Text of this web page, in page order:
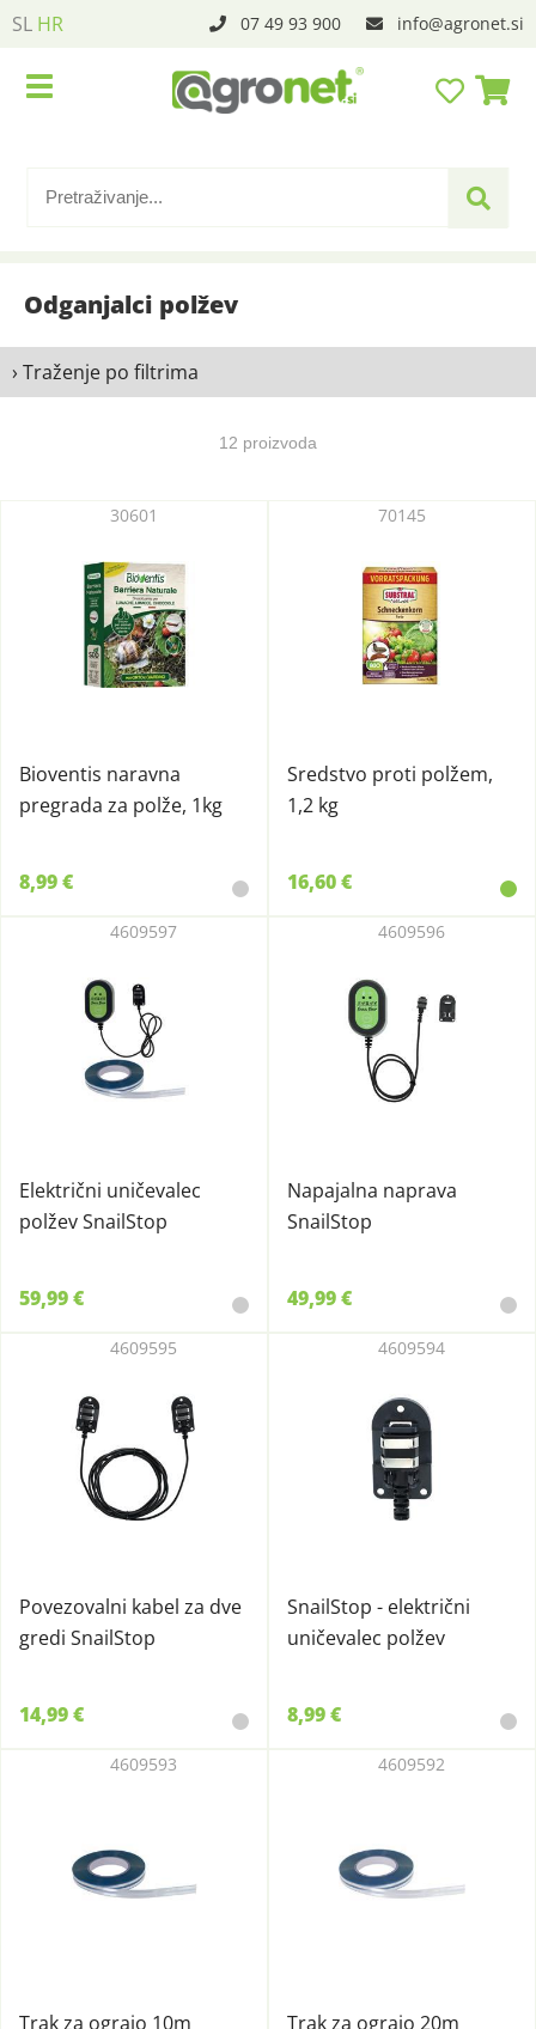
SL HR 07 49 93 900 info agronet.si
Odganjalci polžev
› Traženje po filtrima
12 proizvoda
Bioventis naravna
pregrada za polže, 1kg
30601
8,99 €
Sredstvo proti polžem,
1,2 kg
70145
16,60 €
Električni uničevalec
polžev SnailStop
4609597
59,99 €
Napajalna naprava
SnailStop
4609596
49,99 €
Povezovalni kabel za dve
gredi SnailStop
4609595
14,99 €
SnailStop - električni
uničevalec polžev
4609594
8,99 €
Trak za ograjo 10m
4609593
Trak za ograjo 20m
4609592